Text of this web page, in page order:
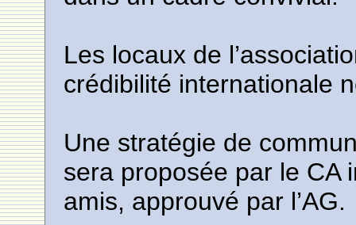
Les locaux de
crédibilité internationale
Une stratégie de
sera proposée par le CA
amis, approuvé par l’AG.